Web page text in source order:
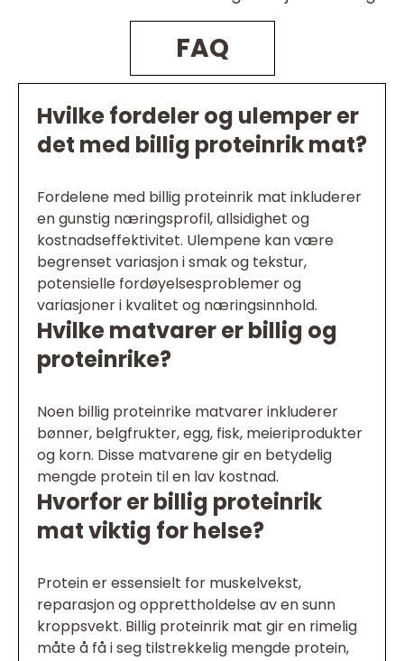
FAQ
Hvilke fordeler og ulemper er
det med billig proteinrik mat?
Fordelene med billig proteinrik mat inkluderer
en gunstig næringsprofil, allsidighet og
kostnadseffektivitet. Ulempene kan være
begrenset variasjon i smak og tekstur,
potensielle fordøyelsesproblemer og
variasjoner i kvalitet og næringsinnhold.
Hvilke matvarer er billig og
proteinrike?
Noen billig proteinrike matvarer inkluderer
bønner, belgfrukter, egg, fisk, meieriprodukter
og korn. Disse matvarene gir en betydelig
mengde protein til en lav kostnad.
Hvorfor er billig proteinrik
mat viktig for helse?
Protein er essensielt for muskelvekst,
reparasjon og opprettholdelse av en sunn
kroppsvekt. Billig proteinrik mat gir en rimelig
måte å få i seg tilstrekkelig mengde protein,